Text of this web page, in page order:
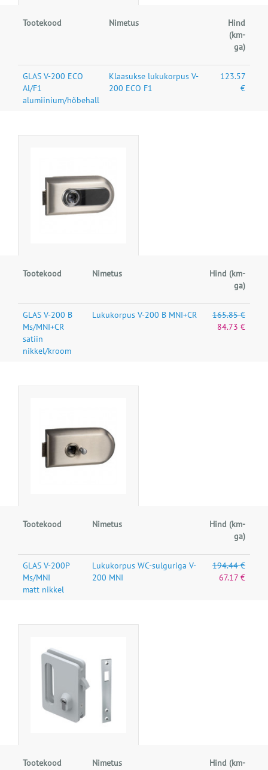
Tootekood Nimetus
Hind
(km-
ga)
GLAS V-200 ECO
Al/F1
alumiinium/hõbehall
Klaasukse lukukorpus V-
200 ECO F1
123.57
€
Tootekood Nimetus
Hind (km-
ga)
GLAS V-200 B
Ms/MNI+CR
satiin
nikkel/kroom
Lukukorpus V-200 B MNI+CR
165.85 €
84.73 €
Tootekood Nimetus
Hind (km-
ga)
GLAS V-200P
Ms/MNI
matt nikkel
Lukukorpus WC-sulguriga V-
200 MNI
194.44 €
67.17 €
Tootekood Nimetus
Hind (km-